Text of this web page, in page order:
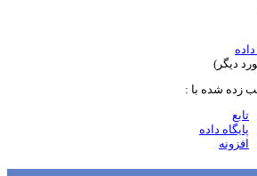
شده با :
داده